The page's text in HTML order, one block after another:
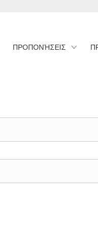
ΠΡΟΠΟΝΉΣΕΙΣ